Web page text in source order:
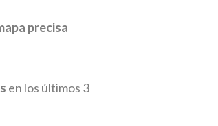
precisa
en los últimos 3